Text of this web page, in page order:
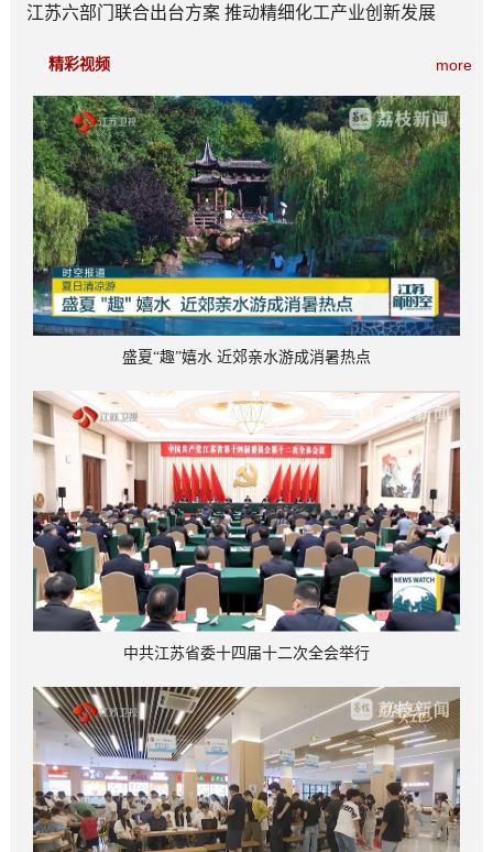
江苏六部门联合出台方案 推动精细化工产业创新发展
more
精彩视频
盛夏“趣”嬉水 近郊亲水游成消暑热点
中共江苏省委十四届十二次全会举行